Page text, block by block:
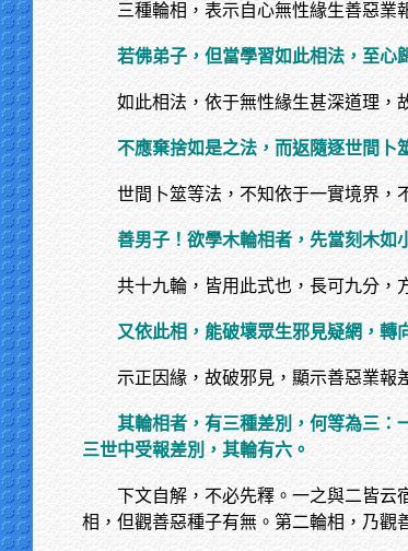
三種輪相，表示自心無性緣生善惡業
若佛弟子，但當學習如此相法，至心
如此相法，依于無性緣生甚深道理，
不應棄捨如是之法，而返隨逐世間卜
世間卜筮等法，不知依于一實境界，
善男子！欲學木輪相者，先當刻木如
共十九輪，皆用此式也，長可九分，
又依此相，能破壞眾生邪見疑網，轉
示正因緣，故破邪見，顯示善惡業報
其輪相者，有三種差別，何等為三：
三世中受報差別，其輪有六。
下文自解，不必先釋。一之與二皆云
相，但觀善惡種子有無。第二輪相，乃觀